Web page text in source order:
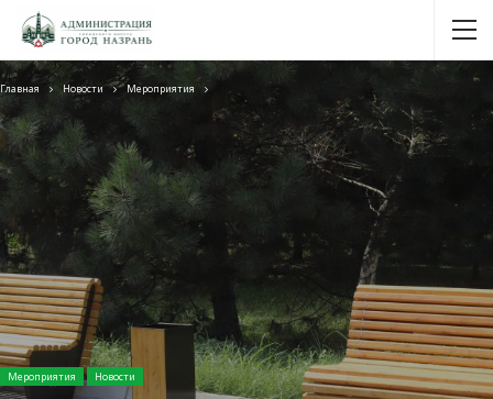
Главная Новости Мероприятия
Мероприятия Новости